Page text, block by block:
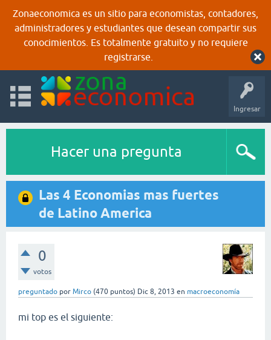
Zonaeconomica es un sitio para economistas, contadores,
administradores y estudiantes que desean compartir sus
conocimientos. Es totalmente gratuito y no requiere
registrarse.
Ingresar
Hacer una pregunta
Las 4 Economias mas fuertes
de Latino America
0
votos
preguntado por Mirco (470 puntos) Dic 8, 2013 en macroeconomía
mi top es el siguiente: